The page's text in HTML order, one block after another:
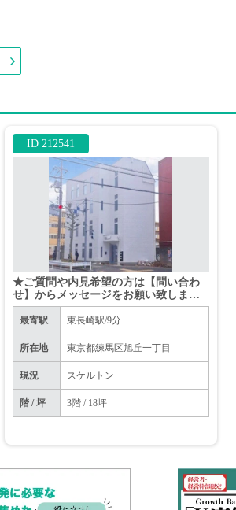
ID 212541
★ご質問や内見希望の方は【問い合わ
せ】からメッセージをお願い致します
★※お電話はお控えください。
最寄駅 東長崎駅/9分
所在地 東京都練馬区旭丘一丁目
現況 スケルトン
階 / 坪 3階 / 18坪